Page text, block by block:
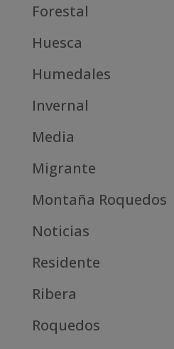
Forestal
Huesca
Humedales
Invernal
Media
Migrante
Montaña Roquedos
Noticias
Residente
Ribera
Roquedos